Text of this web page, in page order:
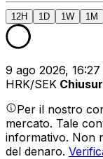
12H 1D 1W 1M
9 ago 2026,
HRK/SEK
Per il nostro
mercato. Tale
informativo. Non
del denaro.